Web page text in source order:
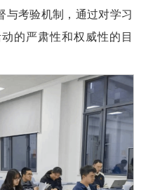
与考验机制，通过对学习
的严肃性和权威性的目